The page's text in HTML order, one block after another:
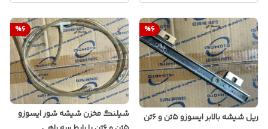
%6
ریل شیشه بالابر ایسوزو ۵تن و ۶تن
%6
شیلنگ مخزن شیشه شور ایسوزو